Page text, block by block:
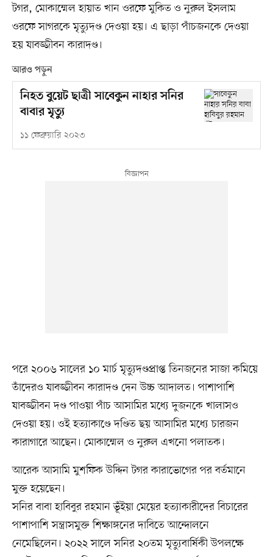
টগর, মোকাম্মেল হায়াত খান ওরফে মুকিত ও নুরুল ইসলাম
ওরফে সাগরকে মৃত্যুদণ্ড দেওয়া হয়। এ ছাড়া পাঁচজনকে দেওয়া
হয় যাবজ্জীবন কারাদণ্ড।
আরও পড়ুন
নিহত বুয়েট ছাত্রী সাবেকুন নাহার সনির
বাবার মৃত্যু
১১ ফেব্রুয়ারি ২০২৩
পরে ২০০৬ সালের ১০ মার্চ মৃত্যুদণ্ডপ্রাপ্ত তিনজনের সাজা কমিয়ে
তাঁদেরও যাবজ্জীবন কারাদণ্ড দেন উচ্চ আদালত। পাশাপাশি
যাবজ্জীবন দণ্ড পাওয়া পাঁচ আসামির মধ্যে দুজনকে খালাসও
দেওয়া হয়। ওই হত্যাকাণ্ডে দণ্ডিত ছয় আসামির মধ্যে চারজন
কারাগারে আছেন। মোকাম্মেল ও নুরুল এখনো পলাতক।
আরেক আসামি মুশফিক উদ্দিন টগর কারাভোগের পর বর্তমানে
মুক্ত হয়েছেন।
সনির বাবা হাবিবুর রহমান ভূঁইয়া মেয়ের হত্যাকারীদের বিচারের
পাশাপাশি সন্ত্রাসমুক্ত শিক্ষাঙ্গনের দাবিতে আন্দোলনে
নেমেছিলেন। ২০২২ সালে সনির ২০তম মৃত্যুবার্ষিকী উপলক্ষে